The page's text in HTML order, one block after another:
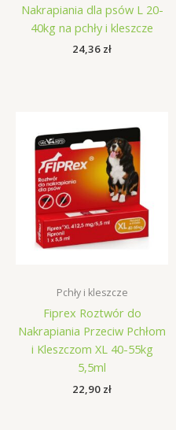
Nakrapiania dla psów L 20-
40kg na pchły i kleszcze
24,36 zł
Pchły i kleszcze
Fiprex Roztwór do
Nakrapiania Przeciw Pchłom
i Kleszczom XL 40-55kg
5,5ml
22,90 zł